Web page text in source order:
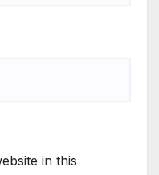
in this